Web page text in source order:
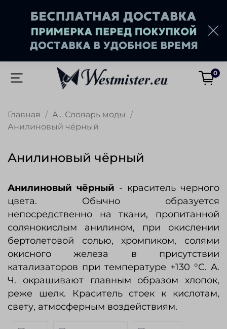
0
Главная
А... Словарь моды
Анилиновый чёрный
Анилиновый чёрный
Анилиновый чёрный - краситель черного
цвета. Обычно образуется
непосредственно на ткани, пропитанной
солянокислым анилином, при окислении
бертолетовой солью, хромпиком, солями
окисного железа в присутствии
катализаторов при температуре +130 °C. А.
Ч. окрашивают главным образом хлопок,
реже шелк. Краситель стоек к кислотам,
свету, атмосферным воздействиям.